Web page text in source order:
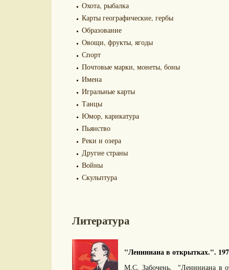
Охота, рыбалка
Карты географические, гербы
Образование
Овощи, фрукты, ягоды
Спорт
Почтовые марки, монеты, боны
Имена
Игральные карты
Танцы
Юмор, карикатура
Пьянство
Реки и озера
Другие страны
Войны
Скульптура
Литература
"Лениниана в открытках.".
М.С. Забочень. "Лениниана в